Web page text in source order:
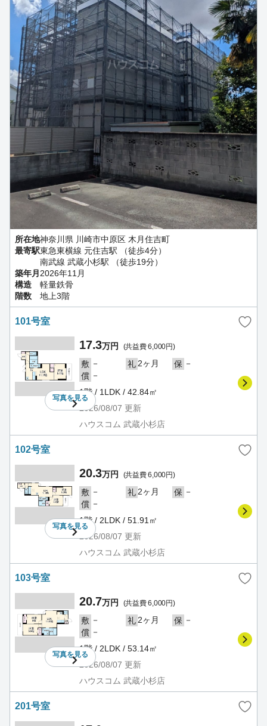
所在地神奈川県 川崎市中原区 木月住吉町
最寄駅東急東横線 元住吉駅 （徒歩4分）
南武線 武蔵小杉駅 （徒歩19分）
築年月 2026年11月
構造
軽量鉄骨
階数
地上3階
101号室
写真を見る
17.3万円 (共益費 6,000円)
敷 － 礼 2ヶ月 保 －
償 －
1階 / 1LDK / 42.84㎡
2026/08/07 更新
ハウスコム 武蔵小杉店
102号室
写真を見る
20.3万円 (共益費 6,000円)
敷 － 礼 2ヶ月 保 －
償 －
1階 / 2LDK / 51.91㎡
2026/08/07 更新
ハウスコム 武蔵小杉店
103号室
写真を見る
20.7万円 (共益費 6,000円)
敷 － 礼 2ヶ月 保 －
償 －
1階 / 2LDK / 53.14㎡
2026/08/07 更新
ハウスコム 武蔵小杉店
201号室